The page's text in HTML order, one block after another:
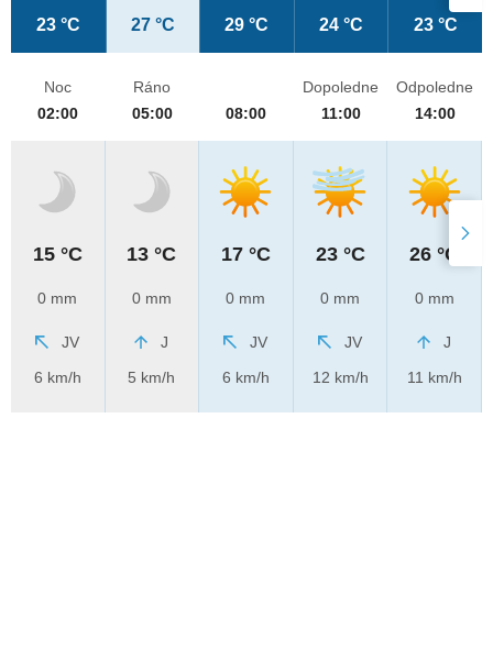
23 °C 27 °C 29 °C 24 °C 23 °C
Noc
02:00
15 °C
0 mm
JV
6 km/h
Ráno
05:00
13 °C
0 mm
J
5 km/h
08:00
17 °C
0 mm
JV
6 km/h
Dopoledne
11:00
23 °C
0 mm
JV
12 km/h
Odpoledne
14:00
26 °C
0 mm
J
11 km/h